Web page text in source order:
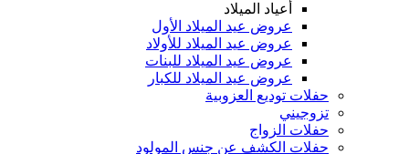
أعياد الميلاد
عروض عيد الميلاد الأول
عروض عيد الميلاد للأولاد
عروض عيد الميلاد للبنات
عروض عيد الميلاد للكبار
حفلات توديع العزوبية
تزوجيني
حفلات الزواج
حفلات الكشف عن جنس المولود